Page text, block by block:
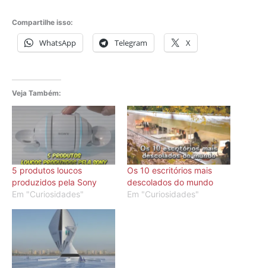
Compartilhe isso:
WhatsApp Telegram X
Veja Também:
5 produtos loucos
produzidos pela Sony
Em "Curiosidades"
Os 10 escritórios mais
descolados do mundo
Em "Curiosidades"